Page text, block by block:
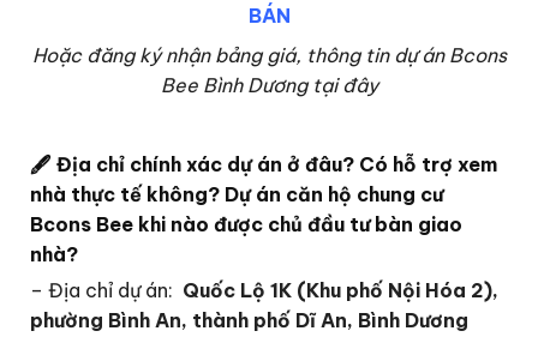
BÁN
Hoặc đăng ký nhận bảng giá, thông tin dự án Bcons
Bee Bình Dương tại đây
🖋 Địa chỉ chính xác dự án ở đâu? Có hỗ trợ xem
nhà thực tế không? Dự án căn hộ chung cư
Bcons Bee khi nào được chủ đầu tư bàn giao
nhà?
– Địa chỉ dự án: Quốc Lộ 1K (Khu phố Nội Hóa 2),
phường Bình An, thành phố Dĩ An, Bình Dương